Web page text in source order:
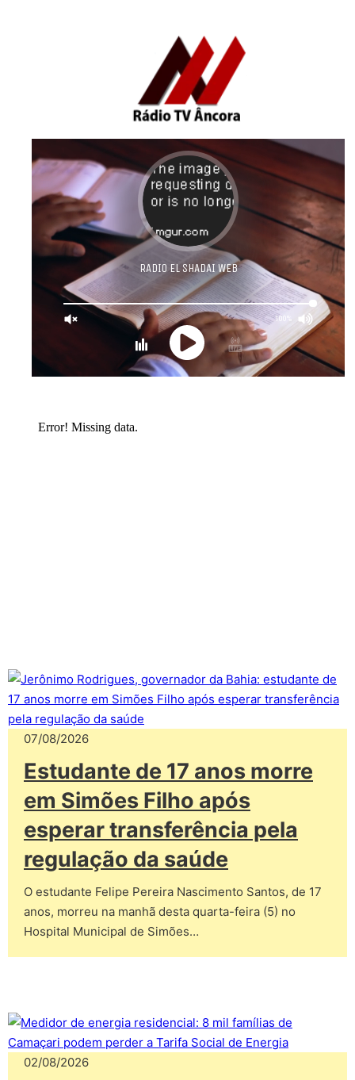
07/08/2026
Estudante de 17 anos morre
em Simões Filho após
esperar transferência pela
regulação da saúde
O estudante Felipe Pereira Nascimento Santos, de 17
anos, morreu na manhã desta quarta-feira (5) no
Hospital Municipal de Simões…
02/08/2026